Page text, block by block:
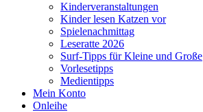
Kinderveranstaltungen
Kinder lesen Katzen vor
Spielenachmittag
Leseratte 2026
Surf-Tipps für Kleine und Große
Vorlesetipps
Medientipps
Mein Konto
Onleihe